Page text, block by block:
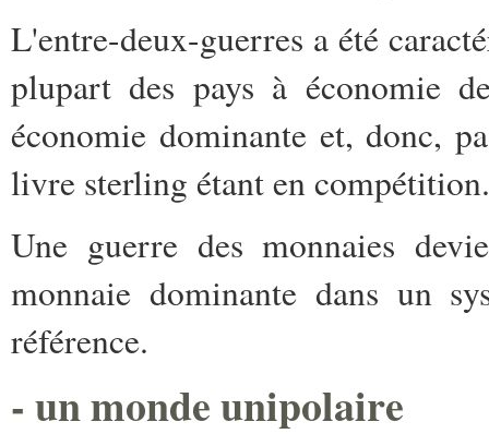
L'entre-deux-guerres a été
plupart des pays à économie
économie dominante et, donc,
livre sterling étant en compétition.
Une guerre des monnaies
monnaie dominante dans un
référence.
- un monde unipolaire